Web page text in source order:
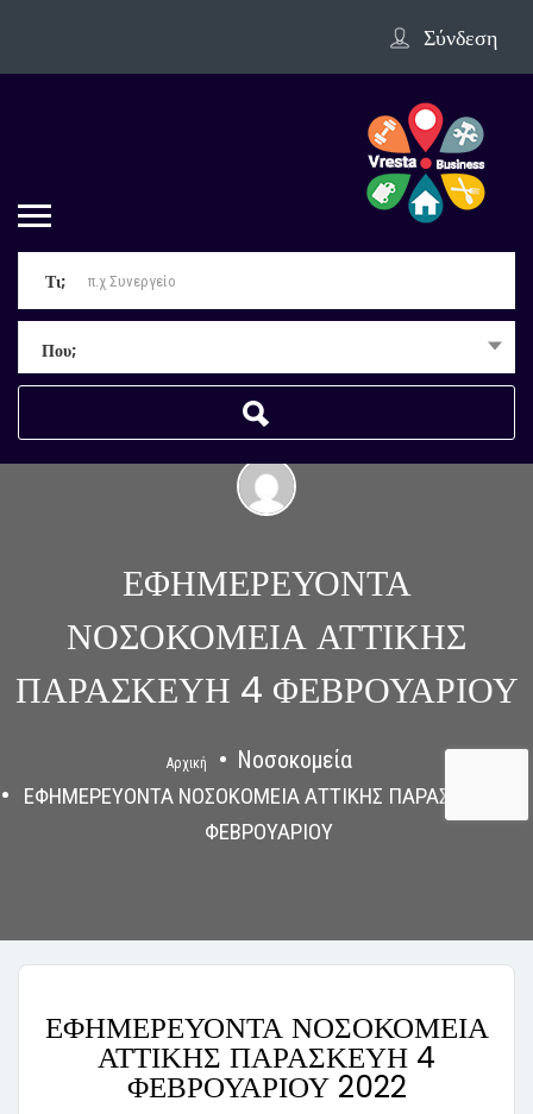
Σύνδεση
Τι;
Που;
ΕΦΗΜΕΡΕΥΟΝΤΑ
ΝΟΣΟΚΟΜΕΙΑ ΑΤΤΙΚΗΣ
ΠΑΡΑΣΚΕΥΗ 4 ΦΕΒΡΟΥΑΡΙΟΥ
Αρχική Νοσοκομεία
ΕΦΗΜΕΡΕΥΟΝΤΑ ΝΟΣΟΚΟΜΕΙΑ ΑΤΤΙΚΗΣ ΠΑΡΑΣΚΕΥΗ 4
ΦΕΒΡΟΥΑΡΙΟΥ
ΕΦΗΜΕΡΕΥΟΝΤΑ ΝΟΣΟΚΟΜΕΙΑ
ΑΤΤΙΚΗΣ ΠΑΡΑΣΚΕΥΗ 4
ΦΕΒΡΟΥΑΡΙΟΥ 2022